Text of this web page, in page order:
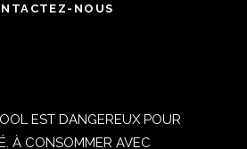
NOUS
EST DANGEREUX POUR
À CONSOMMER AVEC